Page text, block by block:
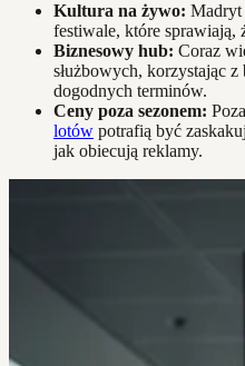
Kultura na żywo: Madryt
festiwale, które sprawiają,
Biznesowy hub: Coraz
służbowych, korzystając z
dogodnych terminów.
Ceny poza sezonem:
lotów potrafią być
jak obiecują reklamy.